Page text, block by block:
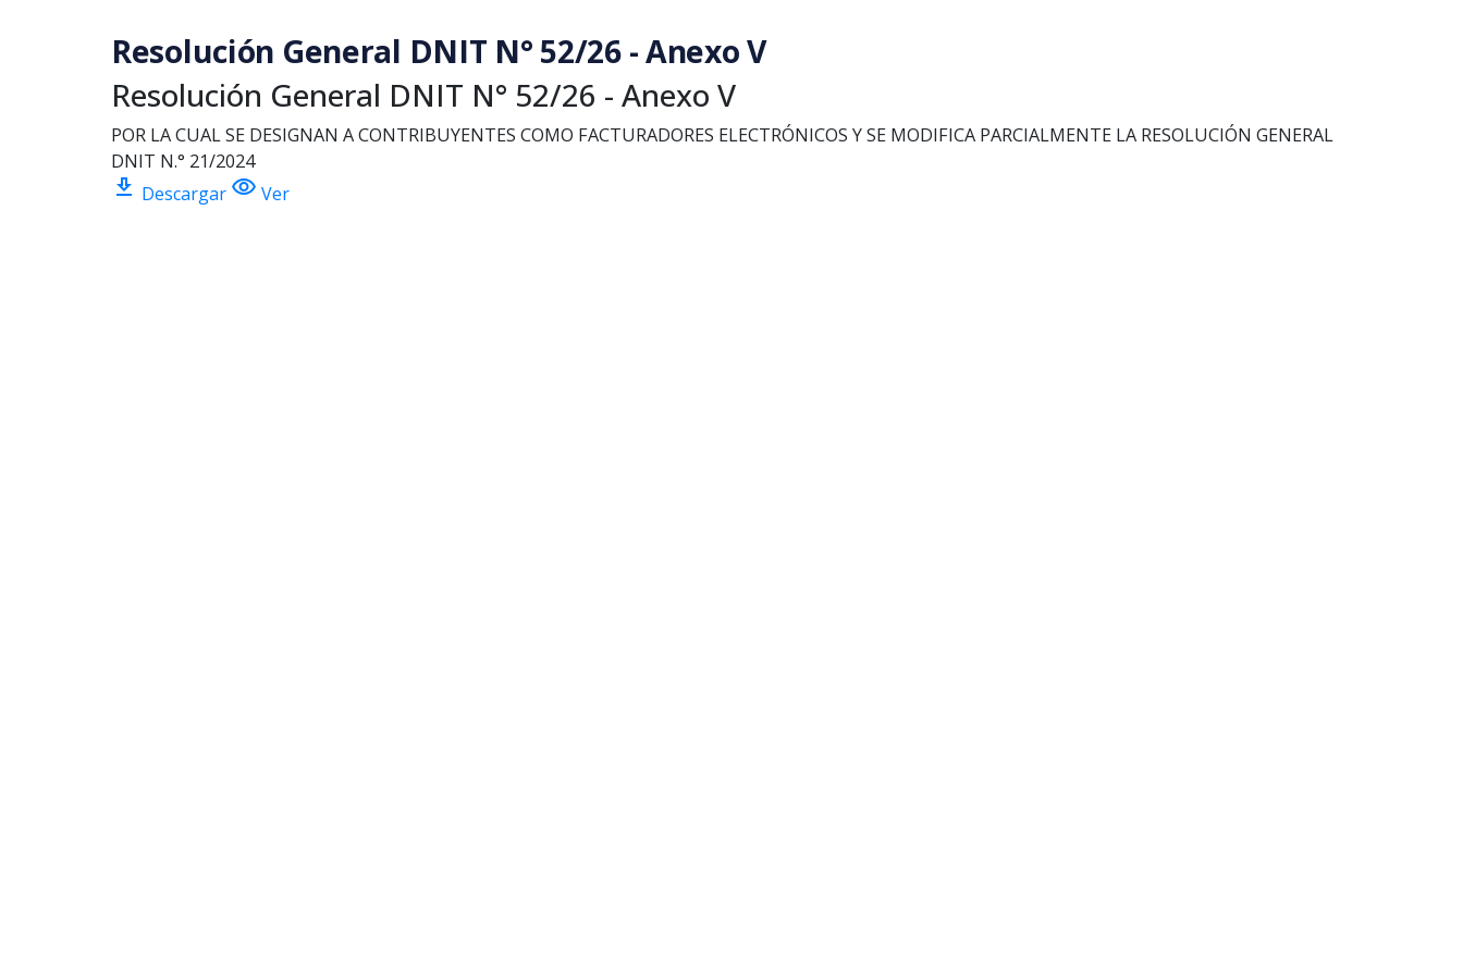
Resolución General DNIT N° 52/26 - Anexo V
Resolución General DNIT N° 52/26 - Anexo V
POR LA CUAL SE DESIGNAN A CONTRIBUYENTES COMO FACTURADORES ELECTRÓNICOS Y SE MODIFICA PARCIALMENTE LA RESOLUCIÓN GENERAL
DNIT N.° 21/2024
download Descargar visibility Ver